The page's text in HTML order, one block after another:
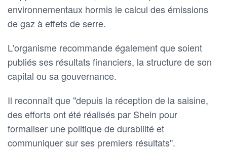
environnementaux hormis le calcul des émissions
de gaz à effets de serre.
L'organisme recommande également que soient
publiés ses résultats financiers, la structure de son
capital ou sa gouvernance.
Il reconnaît que "depuis la réception de la saisine,
des efforts ont été réalisés par Shein pour
formaliser une politique de durabilité et
communiquer sur ses premiers résultats".